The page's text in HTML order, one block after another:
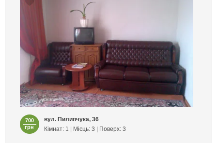
700
грн
вул. Пилипчука, 36
Кімнат: 1 | Місць: 3 | Поверх: 3